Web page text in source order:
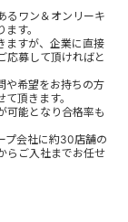
るワン＆オンリーキ
す。
ますが、企業に直接
応募して頂ければと
や希望をお持ちの方
頂きます。
可能となり合格率も
プ会社に約30店舗の
らご入社までお任せ